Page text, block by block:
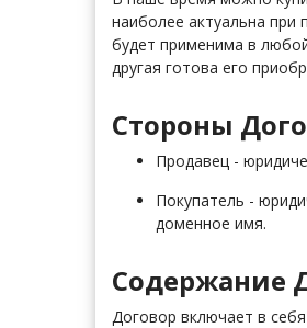
наиболее актуальна при
будет применима в
другая готова его
Стороны
Продавец -
Покупатель -
доменное имя.
Содержание
Договор включает в